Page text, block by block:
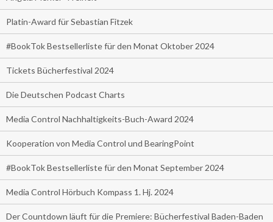
Platin-Award für Sebastian Fitzek
#BookTok Bestsellerliste für den Monat Oktober 2024
Tickets Bücherfestival 2024
Die Deutschen Podcast Charts
Media Control Nachhaltigkeits-Buch-Award 2024
Kooperation von Media Control und BearingPoint
#BookTok Bestsellerliste für den Monat September 2024
Media Control Hörbuch Kompass 1. Hj. 2024
Der Countdown läuft für die Premiere: Bücherfestival Baden-Baden